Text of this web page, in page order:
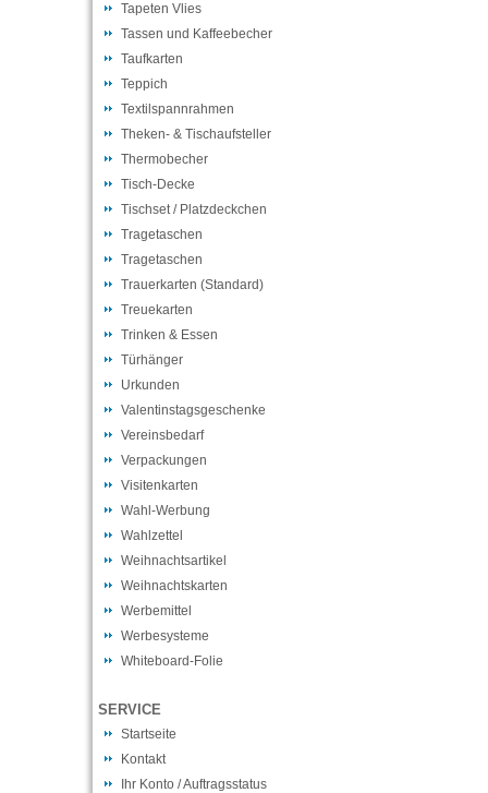
Tapeten Vlies
Tassen und Kaffeebecher
Taufkarten
Teppich
Textilspannrahmen
Theken- & Tischaufsteller
Thermobecher
Tisch-Decke
Tischset / Platzdeckchen
Tragetaschen
Tragetaschen
Trauerkarten (Standard)
Treuekarten
Trinken & Essen
Türhänger
Urkunden
Valentinstagsgeschenke
Vereinsbedarf
Verpackungen
Visitenkarten
Wahl-Werbung
Wahlzettel
Weihnachtsartikel
Weihnachtskarten
Werbemittel
Werbesysteme
Whiteboard-Folie
SERVICE
Startseite
Kontakt
Ihr Konto / Auftragsstatus